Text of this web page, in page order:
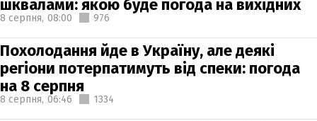
шквалами: якою буде погода на вихідних
8 серпня, 08:00 976
Похолодання йде в Україну, але деякі
регіони потерпатимуть від спеки: погода
на 8 серпня
8 серпня, 06:46 1334